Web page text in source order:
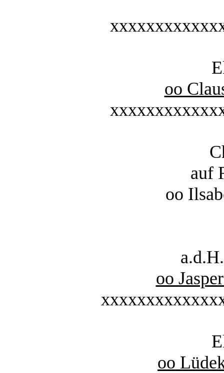
oo
auf
oo
oo
oo